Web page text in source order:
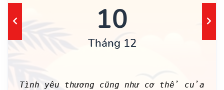
10
Tháng 12
Tình yêu thương cũng như cơ thể của